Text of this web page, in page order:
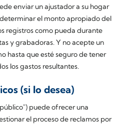
enviar un ajustador a su hogar
el monto apropiado del
registros como pueda durante
y grabadoras. Y no acepte un
hasta que esté seguro de tener
los gastos resultantes.
(si lo desea)
puede ofrecer una
el proceso de reclamos por